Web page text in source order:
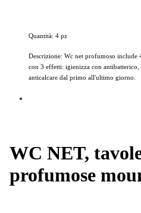
Quantità: 4 pz
Descrizione: Wc net profumoso include
con 3 effetti: igienizza con
anticalcare dal primo all'ultimo giorno.
WC NET,
profumose